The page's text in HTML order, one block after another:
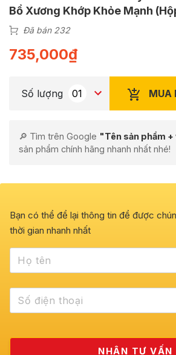
Bổ Xương Khớp Khỏe Mạnh
Đã bán 232
735,000₫
Số lượng MUA
🔎 Tìm trên Google "Tên sản phẩm
sản phẩm chính hãng nhanh nhất nhé!
Bạn có thể để lại thông tin để được
thời gian nhanh nhất